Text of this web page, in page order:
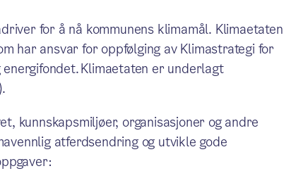
for å nå kommunens klimamål. Klimaetaten
har ansvar for oppfølging av Klimastrategi for
Klimaetaten er underlagt
.
kunnskapsmiljøer, organisasjoner og andre
atferdsendring og utvikle gode